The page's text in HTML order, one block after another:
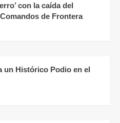
con la caída del
de Frontera
un Histórico Podio en el